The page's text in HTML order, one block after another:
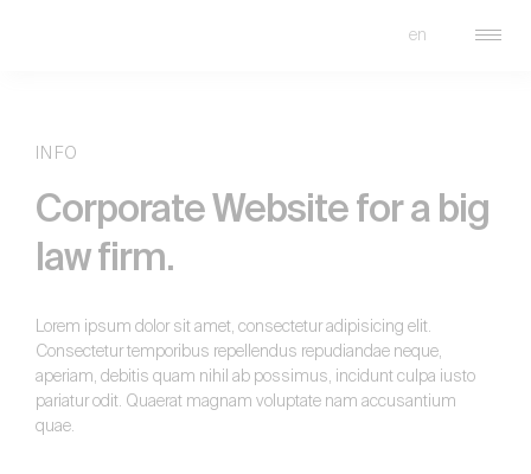
en
INFO
Corporate Website for a big
law firm.
Lorem ipsum dolor sit amet, consectetur adipisicing elit.
Consectetur temporibus repellendus repudiandae neque,
aperiam, debitis quam nihil ab possimus, incidunt culpa iusto
pariatur odit. Quaerat magnam voluptate nam accusantium
quae.